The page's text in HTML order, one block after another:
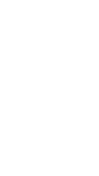
dalam
jalan
Dalam
simpati
Dengan